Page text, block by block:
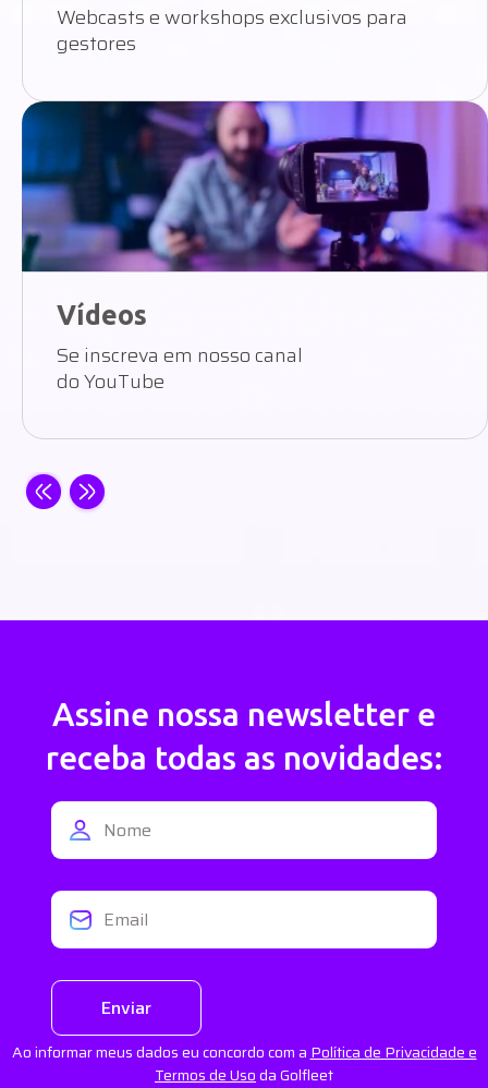
Webcasts e workshops exclusivos para
gestores
Vídeos
Se inscreva em nosso canal
do YouTube
Assine nossa newsletter e
receba todas as novidades:
Enviar
Ao informar meus dados eu concordo com a Política de Privacidade e
Termos de Usoda Golfleet